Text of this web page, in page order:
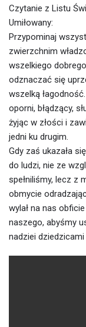
Czytanie z Listu
Umiłowany:
Przypominaj
zwierzchnim
wszelkiego
odznaczać się
wszelką
oporni, błądzący,
żyjąc w złości i
jedni ku drugim.
Gdy zaś ukazała
do ludzi, nie ze
spełniliśmy, lecz z
obmycie
wylał na nas
naszego, abyśmy
nadziei